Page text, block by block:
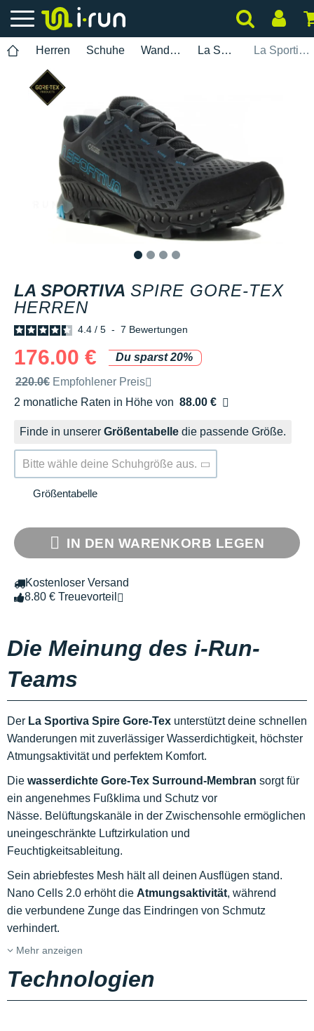
Herren Schuhe Wanderung La Sportiva La Sportiva Spire Gore-Tex Herren
LA SPORTIVA SPIRE GORE-TEX
HERREN
4.4 / 5 - 7 Bewertungen
176.00 €
Du sparst 20%
Unverbindliche Preisempfehlung der Marke
220.0€ Empfohlener Preis
2 monatliche Raten in Höhe von 88.00 €
Ohne Zusatzkosten
Finde in unserer Größentabelle die passende Größe.
Bitte wähle deine Schuhgröße aus.
Größentabelle
IN DEN WARENKORB LEGEN
Kostenloser Versand
8.80 € Treuevorteil
Die Meinung des i-Run-
Teams
Der La Sportiva Spire Gore-Tex unterstützt deine schnellen
Wanderungen mit zuverlässiger Wasserdichtigkeit, höchster
Atmungsaktivität und perfektem Komfort.
Die wasserdichte Gore-Tex Surround-Membran sorgt für
ein angenehmes Fußklima und Schutz vor
Nässe. Belüftungskanäle in der Zwischensohle ermöglichen
uneingeschränkte Luftzirkulation und
Feuchtigkeitsableitung.
Sein abriebfestes Mesh hält all deinen Ausflügen stand.
Nano Cells 2.0 erhöht die Atmungsaktivität, während
die verbundene Zunge das Eindringen von Schmutz
verhindert.
Mehr anzeigen
Technologien